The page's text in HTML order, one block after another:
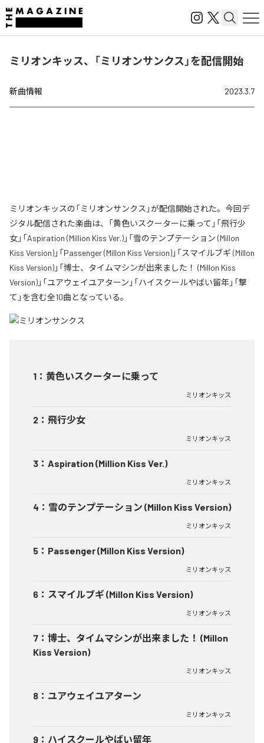
ミリオンキッス、「ミリオンサンクス」を配信開始
新曲情報 2023.3.7
ミリオンキッスの「ミリオンサンクス」が配信開始された。今回デ
ジタル配信された楽曲は、「黄色いスクーターに乗って」「飛行少
女」「Aspiration (Million Kiss Ver.)」「雪のテンプテーション (Millon
Kiss Version)」「Passenger (Millon Kiss Version)」「スマイルブギ (Millon
Kiss Version)」「博士、タイムマシンが出来ました！ (Millon Kiss
Version)」「ユアウェイユアターン」「ハイスクールやばい留年」「撃
て」を含む全10曲となっている。
1 ： 黄色いスクーターに乗って
ミリオンキッス
2 ： 飛行少女
ミリオンキッス
3 ： Aspiration (Million Kiss Ver.)
ミリオンキッス
4 ： 雪のテンプテーション (Millon Kiss Version)
ミリオンキッス
5 ： Passenger (Millon Kiss Version)
ミリオンキッス
6 ： スマイルブギ (Millon Kiss Version)
ミリオンキッス
7 ： 博士、タイムマシンが出来ました！ (Millon
Kiss Version)
ミリオンキッス
8 ： ユアウェイユアターン
ミリオンキッス
9 ： ハイスクールやばい留年